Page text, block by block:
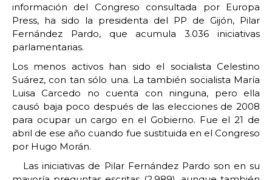
información del Congreso consultada por Europa
Press, ha sido la presidenta del PP de Gijón, Pilar
Fernández Pardo, que acumula 3.036 iniciativas
parlamentarias.
Los menos activos han sido el socialista Celestino
Suárez, con tan sólo una. La también socialista María
Luisa Carcedo no cuenta con ninguna, pero ella
causó baja poco después de las elecciones de 2008
para ocupar un cargo en el Gobierno. Fue el 21 de
abril de ese año cuando fue sustituida en el Congreso
por Hugo Morán.
Las iniciativas de Pilar Fernández Pardo son en su